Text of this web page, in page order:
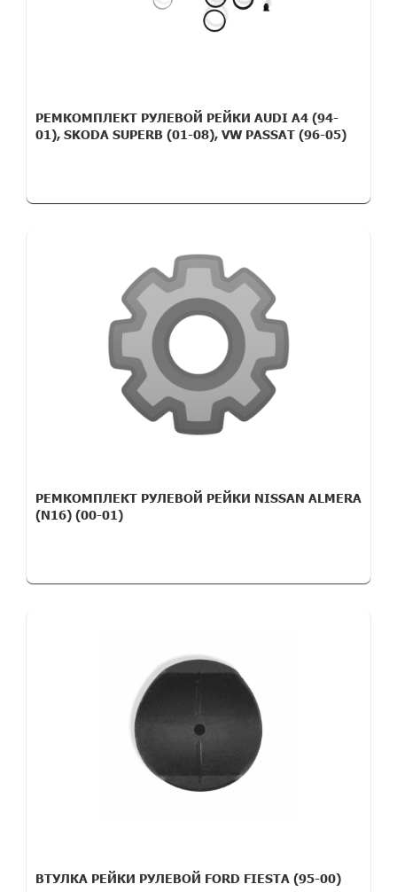
РЕМКОМПЛЕКТ РУЛЕВОЙ РЕЙКИ AUDI A4 (94-
01), SKODA SUPERB (01-08), VW PASSAT (96-05)
РЕМКОМПЛЕКТ РУЛЕВОЙ РЕЙКИ NISSAN ALMERA
(N16) (00-01)
ВТУЛКА РЕЙКИ РУЛЕВОЙ FORD FIESTA (95-00)